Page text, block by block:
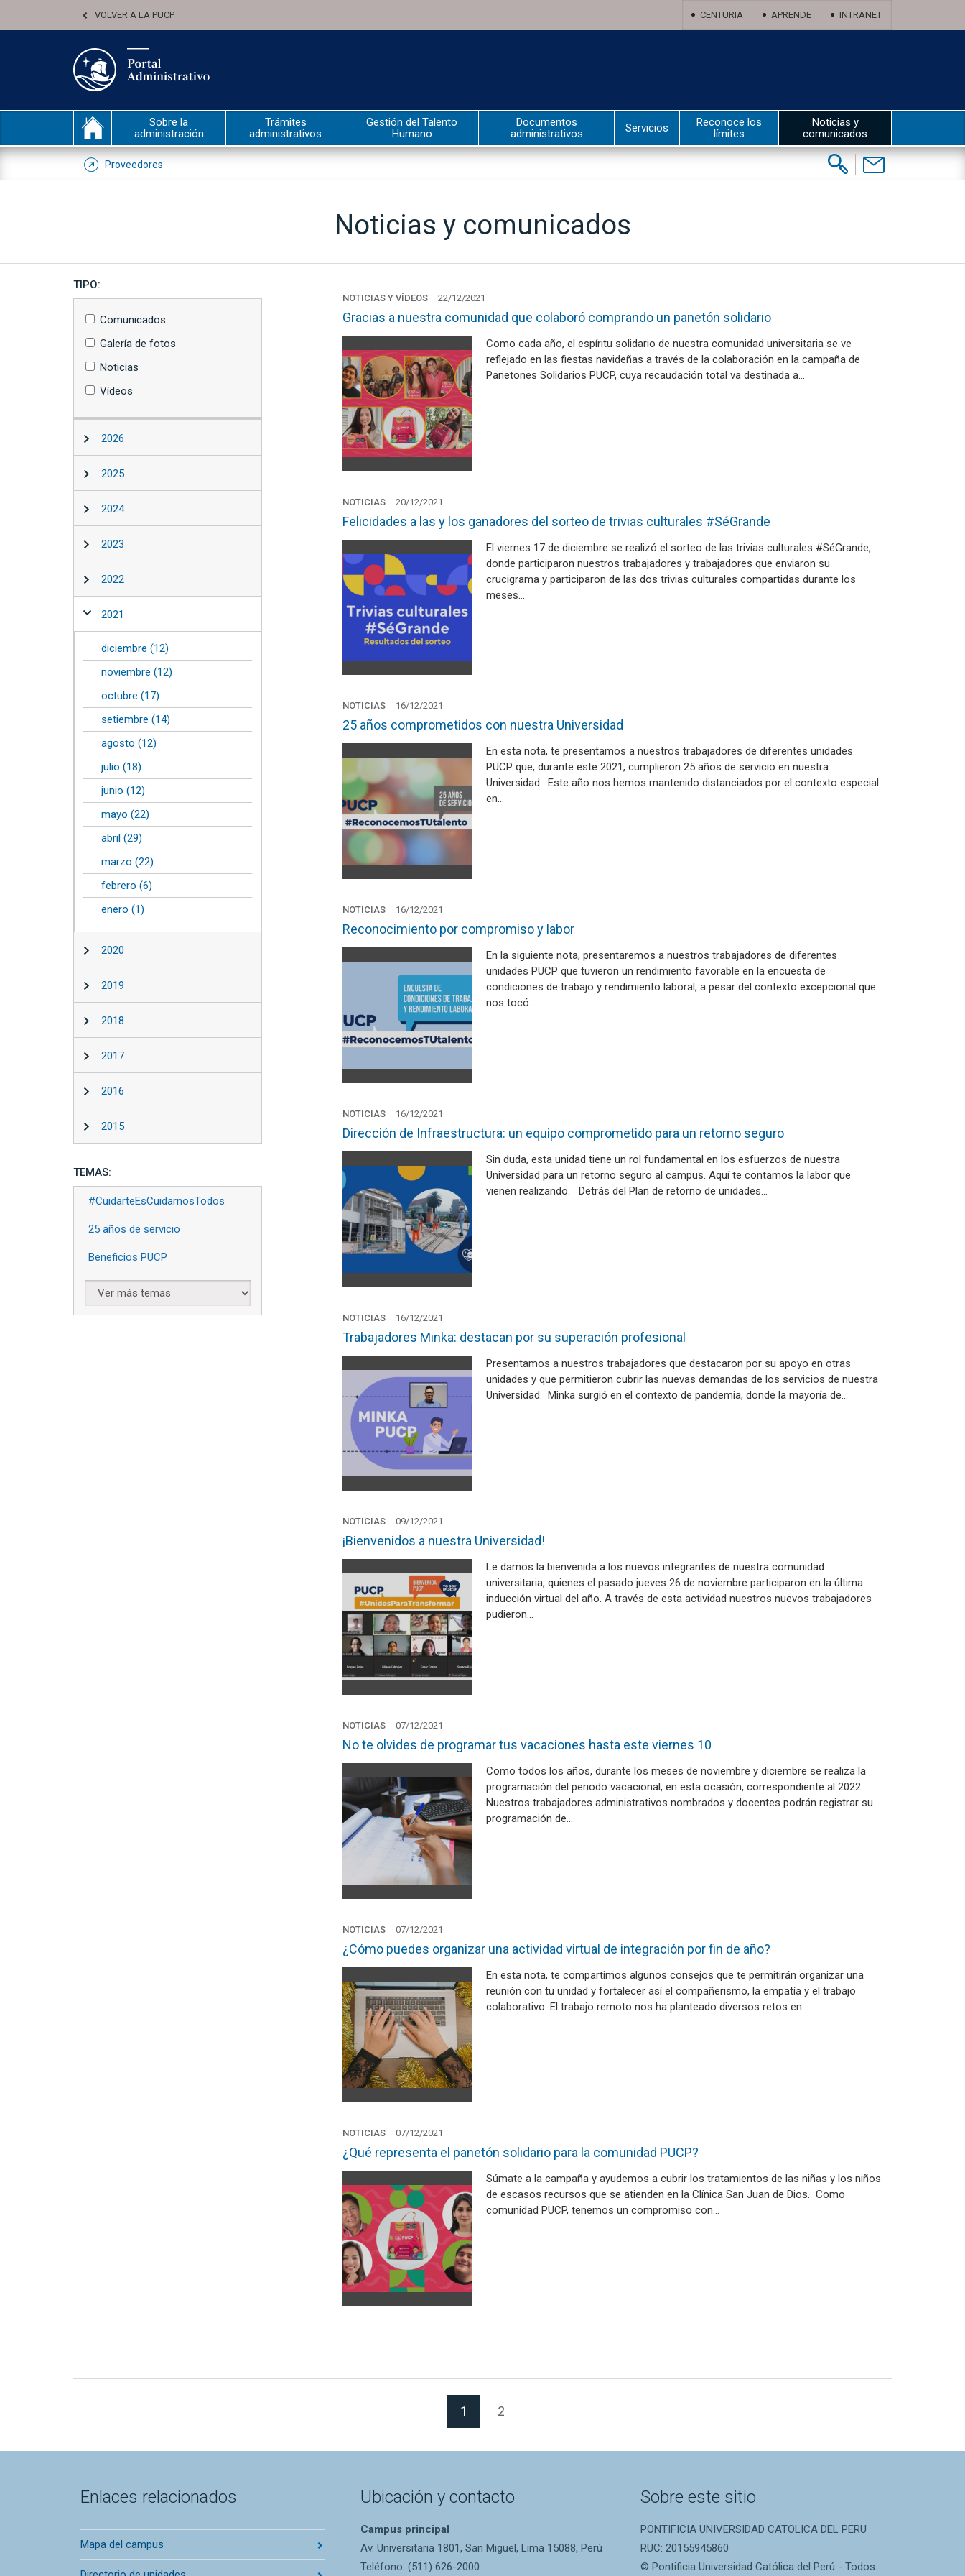
VOLVER A LA PUCP CENTURIA APRENDE INTRANET
Sobre la
administración
Trámites
administrativos
Gestión del Talento
Humano
Documentos
administrativos
Servicios
Reconoce los
límites
Noticias y
comunicados
Proveedores Buscar:
Contáctenos
Noticias y comunicados
TIPO:
Comunicados
Galería de fotos
Noticias
Vídeos
2026
2025
2024
2023
2022
2021
diciembre (12)
noviembre (12)
octubre (17)
setiembre (14)
agosto (12)
julio (18)
junio (12)
mayo (22)
abril (29)
marzo (22)
febrero (6)
enero (1)
2020
2019
2018
2017
2016
2015
TEMAS:
#CuidarteEsCuidarnosTodos
25 años de servicio
Beneficios PUCP
NOTICIAS Y VÍDEOS 22/12/2021
Gracias a nuestra comunidad que colaboró comprando un panetón solidario
Como cada año, el espíritu solidario de nuestra comunidad universitaria se ve
reflejado en las fiestas navideñas a través de la colaboración en la campaña de
Panetones Solidarios PUCP, cuya recaudación total va destinada a…
NOTICIAS 20/12/2021
Felicidades a las y los ganadores del sorteo de trivias culturales #SéGrande
El viernes 17 de diciembre se realizó el sorteo de las trivias culturales #SéGrande,
donde participaron nuestros trabajadores y trabajadores que enviaron su
crucigrama y participaron de las dos trivias culturales compartidas durante los
meses…
NOTICIAS 16/12/2021
25 años comprometidos con nuestra Universidad
En esta nota, te presentamos a nuestros trabajadores de diferentes unidades
PUCP que, durante este 2021, cumplieron 25 años de servicio en nuestra
Universidad. Este año nos hemos mantenido distanciados por el contexto especial
en…
NOTICIAS 16/12/2021
Reconocimiento por compromiso y labor
En la siguiente nota, presentaremos a nuestros trabajadores de diferentes
unidades PUCP que tuvieron un rendimiento favorable en la encuesta de
condiciones de trabajo y rendimiento laboral, a pesar del contexto excepcional que
nos tocó…
NOTICIAS 16/12/2021
Dirección de Infraestructura: un equipo comprometido para un retorno seguro
Sin duda, esta unidad tiene un rol fundamental en los esfuerzos de nuestra
Universidad para un retorno seguro al campus. Aquí te contamos la labor que
vienen realizando. Detrás del Plan de retorno de unidades…
NOTICIAS 16/12/2021
Trabajadores Minka: destacan por su superación profesional
Presentamos a nuestros trabajadores que destacaron por su apoyo en otras
unidades y que permitieron cubrir las nuevas demandas de los servicios de nuestra
Universidad. Minka surgió en el contexto de pandemia, donde la mayoría de…
NOTICIAS 09/12/2021
¡Bienvenidos a nuestra Universidad!
Le damos la bienvenida a los nuevos integrantes de nuestra comunidad
universitaria, quienes el pasado jueves 26 de noviembre participaron en la última
inducción virtual del año. A través de esta actividad nuestros nuevos trabajadores
pudieron…
NOTICIAS 07/12/2021
No te olvides de programar tus vacaciones hasta este viernes 10
Como todos los años, durante los meses de noviembre y diciembre se realiza la
programación del periodo vacacional, en esta ocasión, correspondiente al 2022.
Nuestros trabajadores administrativos nombrados y docentes podrán registrar su
programación de…
NOTICIAS 07/12/2021
¿Cómo puedes organizar una actividad virtual de integración por fin de año?
En esta nota, te compartimos algunos consejos que te permitirán organizar una
reunión con tu unidad y fortalecer así el compañerismo, la empatía y el trabajo
colaborativo. El trabajo remoto nos ha planteado diversos retos en…
NOTICIAS 07/12/2021
¿Qué representa el panetón solidario para la comunidad PUCP?
Súmate a la campaña y ayudemos a cubrir los tratamientos de las niñas y los niños
de escasos recursos que se atienden en la Clínica San Juan de Dios. Como
comunidad PUCP, tenemos un compromiso con…
1 (Página actual)
2
Enlaces relacionados
Mapa del campus
Ubicación y contacto
Campus principal
Av. Universitaria 1801, San Miguel, Lima 15088, Perú
Teléfono: (511) 626-2000
Sobre este sitio
PONTIFICIA UNIVERSIDAD CATOLICA DEL PERU
RUC: 20155945860
© Pontificia Universidad Católica del Perú - Todos